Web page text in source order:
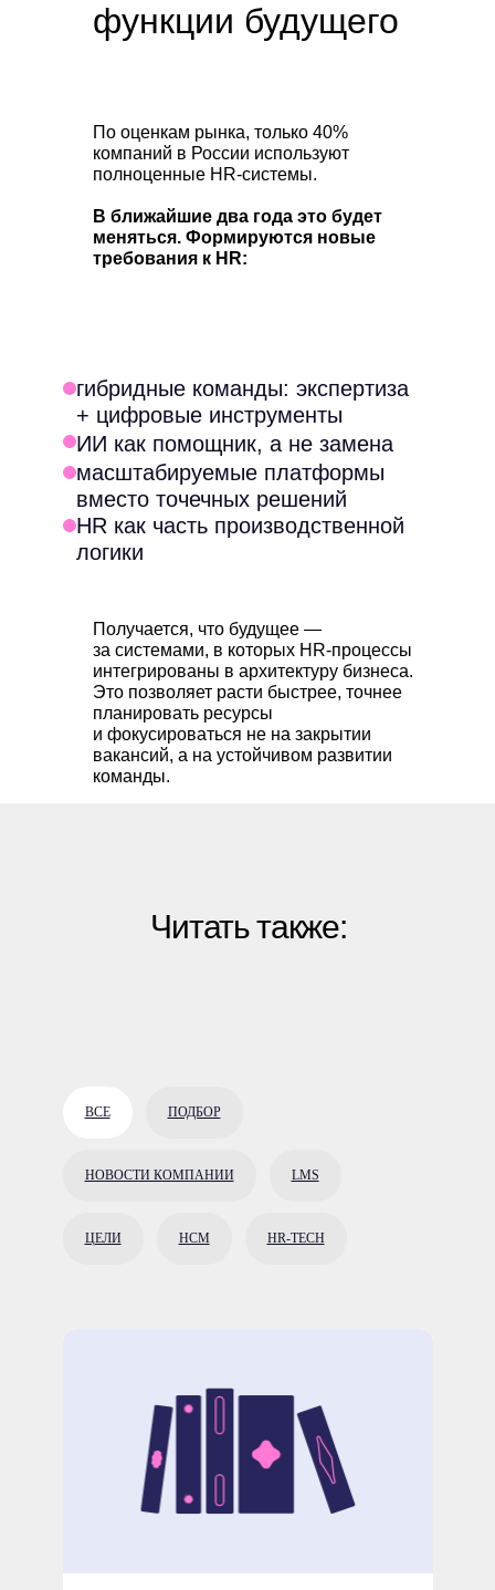
функции будущего
По оценкам рынка, только 40%
компаний в России используют
полноценные HR-системы.
В ближайшие два года это будет
меняться. Формируются новые
требования к HR:
гибридные команды: экспертиза
+ цифровые инструменты
ИИ как помощник, а не замена
масштабируемые платформы
вместо точечных решений
HR как часть производственной
логики
Получается, что будущее —
за системами, в которых HR-процессы
интегрированы в архитектуру бизнеса.
Это позволяет расти быстрее, точнее
планировать ресурсы
и фокусироваться не на закрытии
вакансий, а на устойчивом развитии
команды.
Читать также:
ВСЕ ПОДБОР
НОВОСТИ КОМПАНИИ LMS
ЦЕЛИ HCM HR-TECH